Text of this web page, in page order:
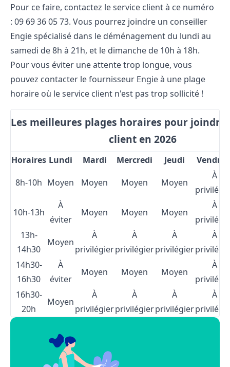
Pour ce faire, contactez le service client à ce numéro
: 09 69 36 05 73. Vous pourrez joindre un conseiller
Engie spécialisé dans le déménagement du lundi au
samedi de 8h à 21h, et le dimanche de 10h à 18h.
Pour vous éviter une attente trop longue, vous
pouvez contacter le fournisseur Engieà une plage
horaire où le service client n'est pas trop sollicité !
Les meilleures plages horaires pour joindre
client en 2026
Horaires Lundi Mardi Mercredi Jeudi
8h-10h Moyen Moyen Moyen Moyen
À
10h-13h
À
éviter
Moyen Moyen Moyen
À
13h-
14h30
Moyen
À
privilégier
À
privilégier
À
privilégier
À
14h30-
16h30
À
éviter
Moyen Moyen Moyen
À
16h30-
20h
Moyen
À
privilégier
À
privilégier
À
privilégier
À